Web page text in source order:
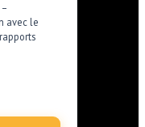
–
avec le